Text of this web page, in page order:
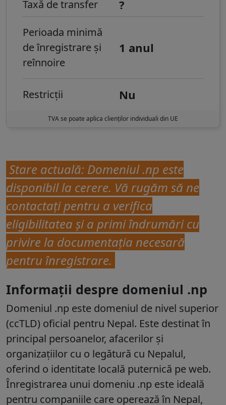
Taxă de transfer ?
Perioada minimă
de înregistrare și
reînnoire
1 anul
Restricții Nu
TVA se poate aplica clienților individuali din UE
Stare actuală: Domeniul .np este
disponibil la cerere. Vă rugăm să ne
contactați pentru a verifica
eligibilitatea și a primi îndrumări cu
privire la documentația necesară
pentru înregistrare.
Informații despre domeniul .np
Domeniul .np este domeniul de nivel superior
(ccTLD) oficial pentru Nepal. Este destinat în
principal persoanelor, afacerilor și
organizațiilor cu o legătură cu Nepalul,
oferind o identitate locală puternică pe web.
Înregistrarea unui domeniu .np este ideală
pentru companiile care operează în Nepal,